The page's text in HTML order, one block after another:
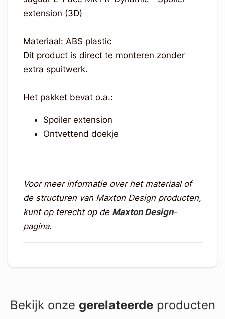
extension (3D)
Materiaal: ABS plastic
Dit product is direct te monteren zonder
extra spuitwerk.
Het pakket bevat o.a.:
Spoiler extension
Ontvettend doekje
Voor meer informatie over het materiaal of
de structuren van Maxton Design producten,
kunt op terecht op de Maxton Design-
pagina.
Bekijk onze gerelateerdeproducten